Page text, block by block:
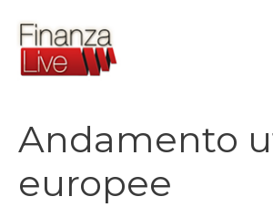
contenuto
Andamento
europee